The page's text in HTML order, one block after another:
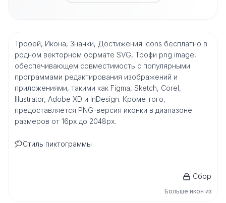
Трофей, Икона, Значки, Достижения icons бесплатно в
родном векторном формате SVG, Трофи png image,
обеспечивающем совместимость с популярными
программами редактирования изображений и
приложениями, такими как Figma, Sketch, Corel,
Illustrator, Adobe XD и InDesign. Кроме того,
предоставляется PNG-версия иконки в диапазоне
размеров от 16px до 2048px.
Стиль пиктограммы
Сбор
Больше икон из